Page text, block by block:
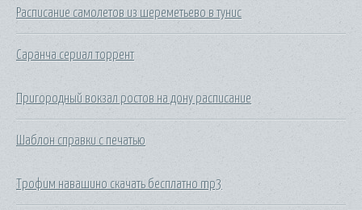
Расписание самолетов из шереметьево в тунис
Саранча сериал торрент
Пригородный вокзал ростов на дону расписание
Шаблон справки с печатью
Трофим навашино скачать бесплатно mp3